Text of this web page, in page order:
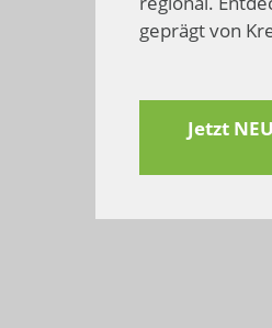
geprägt von
Jetzt